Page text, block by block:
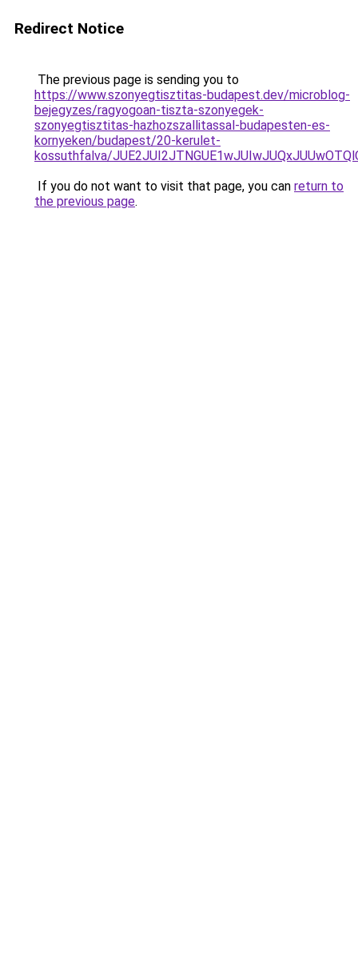
Redirect Notice
The previous page is sending you to
https://www.szonyegtisztitas-budapest.dev/microblog-
bejegyzes/ragyogoan-tiszta-szonyegek-
szonyegtisztitas-hazhozszallitassal-budapesten-es-
kornyeken/budapest/20-kerulet-
kossuthfalva/
If you do not want to visit that page, you can return to
the previous page.